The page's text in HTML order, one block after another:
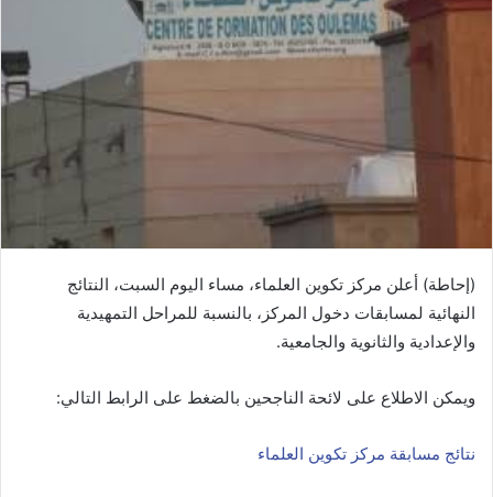
(إحاطة) أعلن مركز تكوين العلماء، مساء اليوم السبت، النتائج
النهائية لمسابقات دخول المركز، بالنسبة للمراحل التمهيدية
والإعدادية والثانوية والجامعية.
ويمكن الاطلاع على لائحة الناجحين بالضغط على الرابط التالي:
نتائج مسابقة مركز تكوين العلماء